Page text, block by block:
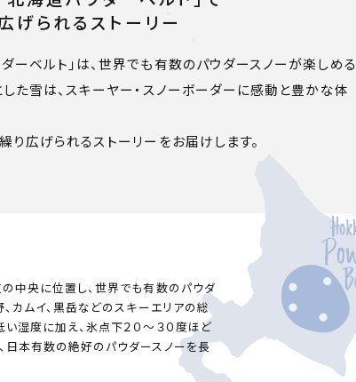
げられるストーリー
ーベルト」は、世界でも有数のパウダースノーが楽しめる
た雪は、スキーヤー・スノーボーダーに感動と豊かな体
広げられるストーリーをお届けします。
中央に位置し、世界でも有数のパウダ
カムイ、黒岳などのスキーエリアの総
湿度に加え、氷点下２０～３０度ほど
日本有数の絶好のパウダースノーを長